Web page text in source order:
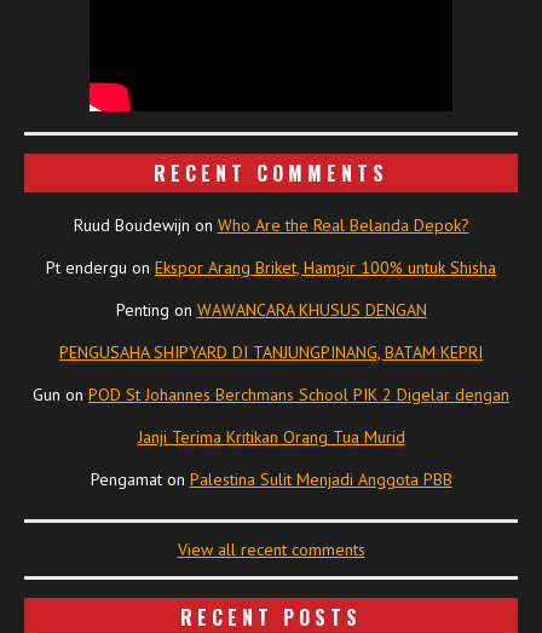
RECENT COMMENTS
Ruud Boudewijn on Who Are the Real Belanda Depok?
Pt endergu on Ekspor Arang Briket, Hampir 100% untuk Shisha
Penting on WAWANCARA KHUSUS DENGAN
PENGUSAHA SHIPYARD DI TANJUNGPINANG, BATAM KEPRI
Gun on POD St Johannes Berchmans School PIK 2 Digelar dengan
Janji Terima Kritikan Orang Tua Murid
Pengamaton Palestina Sulit Menjadi Anggota PBB
View all recent comments
RECENT POSTS